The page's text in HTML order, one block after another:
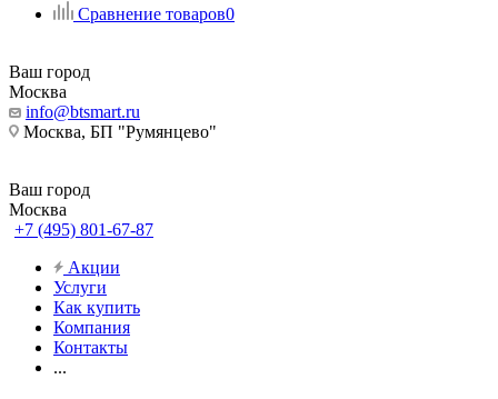
Сравнение товаров0
Ваш город
Москва
info@btsmart.ru
Москва, БП "Румянцево"
Ваш город
Москва
+7 (495) 801-67-87
Акции
Услуги
Как купить
Компания
Контакты
...